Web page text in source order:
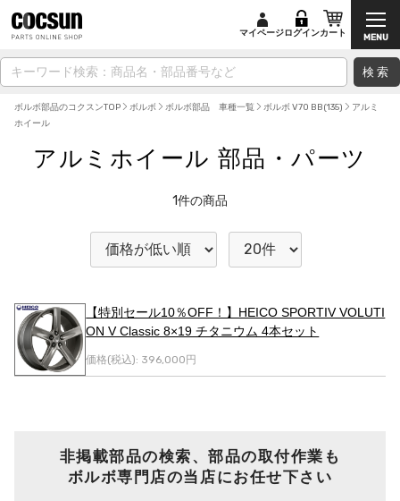
検索
マイページログインカート
非掲載部品の検索、部品の取付作業も
ボルボ専門店の当店にお任せ下さい
ボルボ部品のコクスンTOP ボルボ ボルボ部品 車種一覧 ボルボ V70 BB(135)
アルミ
ホイール
アルミホイール 部品・パーツ
1件の商品
【特別セール10％OFF！】HEICO SPORTIV VOLUTI
ON V Classic 8×19 チタニウム 4本セット
価格(税込): 396,000円